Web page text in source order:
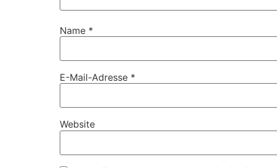
Name *
E-Mail-Adresse *
Website